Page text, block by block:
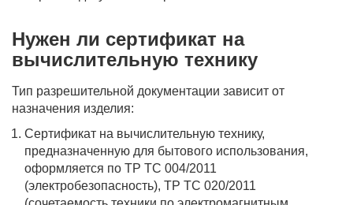
Нужен ли сертификат на
вычислительную технику
Тип разрешительной документации зависит от
назначения изделия:
Сертификат на вычислительную технику,
предназначенную для бытового использования,
оформляется по ТР ТС 004/2011
(электробезопасность), ТР ТС 020/2011